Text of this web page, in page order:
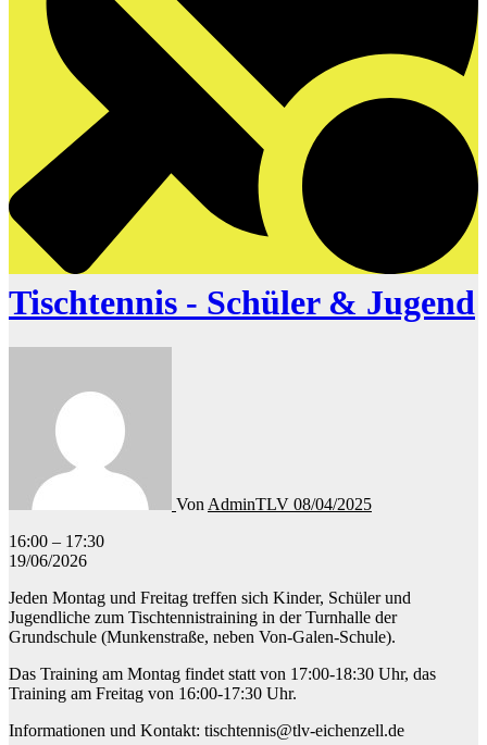
Tischtennis - Schüler & Jugend
Von AdminTLV 08/04/2025
Tischtennis
-
&
Jugend
16:00 – 17:30
19/06/2026
Jeden Montag und Freitag treffen sich Kinder, Schüler und
Jugendliche zum Tischtennistraining in der Turnhalle der
Grundschule (Munkenstraße, neben Von-Galen-Schule).
Das Training am Montag findet statt von 17:00-18:30 Uhr, das
Training am Freitag von 16:00-17:30 Uhr.
Informationen und Kontakt: tischtennis@tlv-eichenzell.de